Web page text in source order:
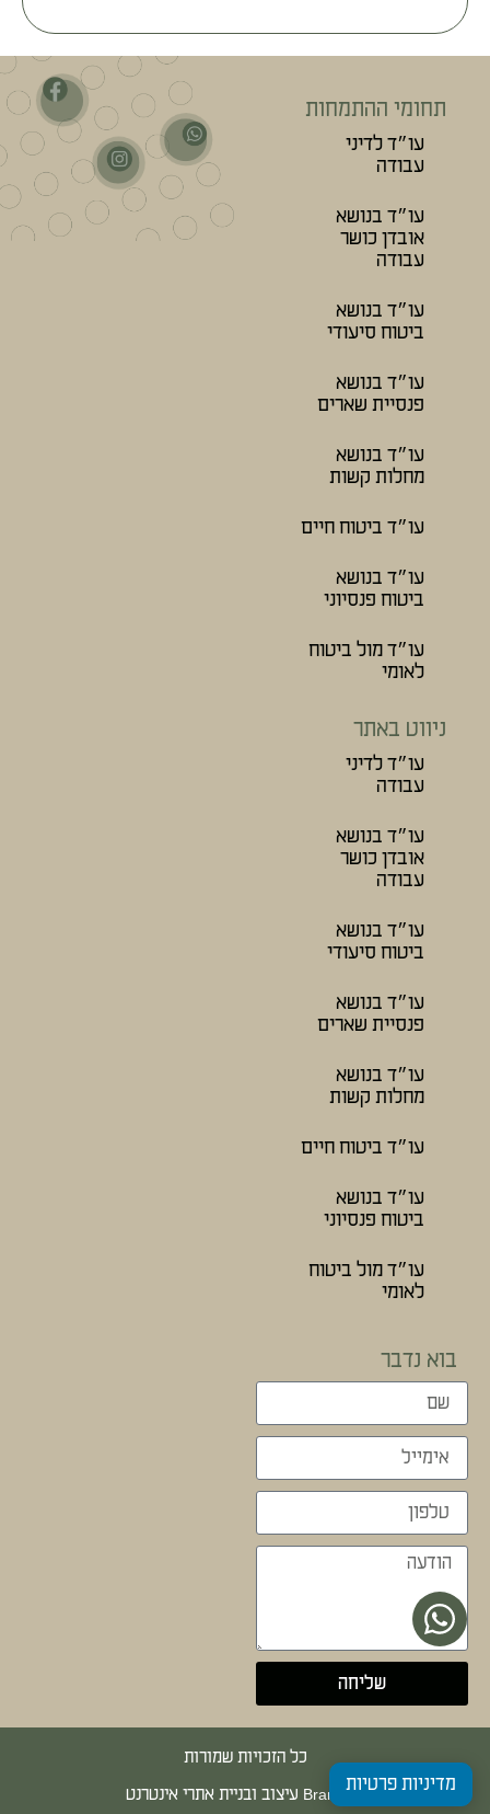
תחומי ההתמחות
עו״ד לדיני
עבודה
עו״ד בנושא
אובדן כושר
עבודה
עו״ד בנושא
ביטוח סיעודי
עו״ד בנושא
פנסיית שארים
עו״ד בנושא
מחלות קשות
עו״ד ביטוח חיים
עו״ד בנושא
ביטוח פנסיוני
עו״ד מול ביטוח
לאומי
ניווט באתר
עו״ד לדיני
עבודה
עו״ד בנושא
אובדן כושר
עבודה
עו״ד בנושא
ביטוח סיעודי
עו״ד בנושא
פנסיית שארים
עו״ד בנושא
מחלות קשות
עו״ד ביטוח חיים
עו״ד בנושא
ביטוח פנסיוני
עו״ד מול ביטוח
לאומי
בוא נדבר
שליחה
כל הזכויות שמורות
Brandale עיצוב ובניית אתרי אינטרנטמדיניות פרטיות